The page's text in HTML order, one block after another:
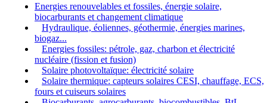
Energies renouvelables et fossiles, énergie solaire,
biocarburants et changement climatique
Hydraulique, éoliennes, géothermie, énergies marines,
biogaz...
Energies fossiles: pétrole, gaz, charbon et électricité
nucléaire (fission et fusion)
Solaire photovoltaïque: électricité solaire
Solaire thermique: capteurs solaires CESI, chauffage, ECS,
fours et cuiseurs solaires